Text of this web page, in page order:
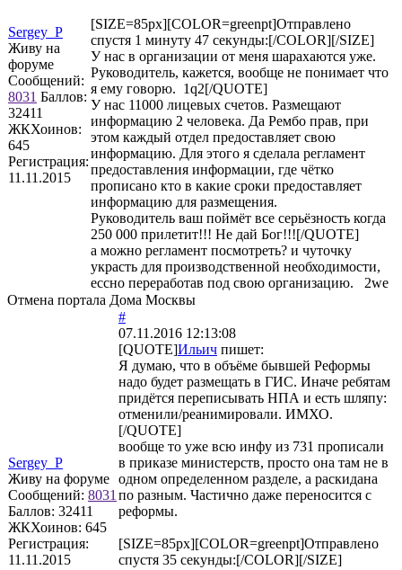
Sergey_P
Живу на
форуме
Сообщений:
8031 Баллов:
32411
ЖКХоинов:
645
Регистрация:
11.11.2015
[SIZE=85px][COLOR=greenpt]Отправлено
спустя 1 минуту 47 секунды:[/COLOR][/SIZE]
У нас в организации от меня шарахаются уже.
Руководитель, кажется, вообще не понимает что
я ему говорю. 1q2[/QUOTE]
У нас 11000 лицевых счетов. Размещают
информацию 2 человека. Да Рембо прав, при
этом каждый отдел предоставляет свою
информацию. Для этого я сделала регламент
предоставления информации, где чётко
прописано кто в какие сроки предоставляет
информацию для размещения.
Руководитель ваш поймёт все серьёзность когда
250 000 прилетит!!! Не дай Бог!!![/QUOTE]
а можно регламент посмотреть? и чуточку
украсть для производственной необходимости,
ессно переработав под свою организацию. 2we
Отмена портала Дома Москвы
Sergey_P
Живу на форуме
Сообщений: 8031
Баллов: 32411
ЖКХоинов: 645
Регистрация:
11.11.2015
#
07.11.2016 12:13:08
[QUOTE]Ильич пишет:
Я думаю, что в объёме бывшей Реформы
надо будет размещать в ГИС. Иначе ребятам
придётся переписывать НПА и есть шляпу:
отменили/реанимировали. ИМХО.
[/QUOTE]
вообще то уже всю инфу из 731 прописали
в приказе министерств, просто она там не в
одном определенном разделе, а раскидана
по разным. Частично даже переносится с
реформы.
[SIZE=85px][COLOR=greenpt]Отправлено
спустя 35 секунды:[/COLOR][/SIZE]